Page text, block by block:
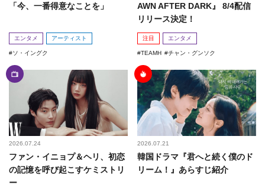
「今、一番得意なことを」
エンタメ アーティスト
ソ・イングク
AWN AFTER DARK』 8/4配信
リリース決定！
注目 エンタメ
TEAMH チャン・グンソク
2026.07.24
ファン・イニョプ＆ヘリ、初恋
の記憶を呼び起こすケミストリ
ー
2026.07.21
韓国ドラマ『君へと続く僕のド
リーム！』あらすじ紹介